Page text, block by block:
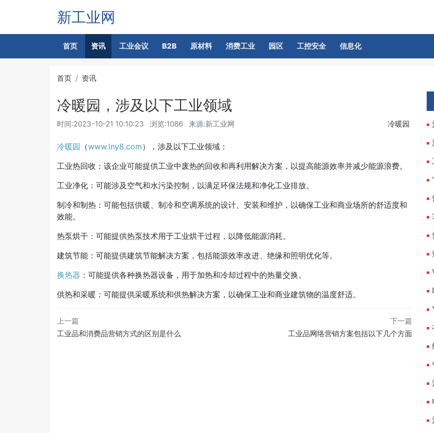
新工业网
首页 资讯 工业会议 B2B 原材料 消费工业 园区 工控安全 信息化
首页 资讯
冷暖园，涉及以下工业领域
时间:2023-10-21 10:10:23 浏览:1086 来源:新工业网 冷暖园
冷暖园 （www.lny8.com），涉及以下工业领域：
工业热回收：该企业可能提供工业中废热的回收和再利用解决方案，以提高能源效率并减少能源浪费。
工业净化：可能涉及空气和水污染控制，以满足环保法规和净化工业排放。
制冷和制热：可能包括供暖、制冷和空调系统的设计、安装和维护，以确保工业和商业场所的舒适度和
效能。
热泵烘干：可能提供热泵技术用于工业烘干过程，以降低能源消耗。
建筑节能：可能提供建筑节能解决方案，包括能源效率改进、绝缘和照明优化等。
换热器 ：可能提供各种换热器设备，用于加热和冷却过程中的热量交换。
供热和采暖：可能提供采暖系统和供热解决方案，以确保工业和商业建筑物的温度舒适。
上一篇
工业品和消费品营销方式的区别是什么
下一篇
工业品网络营销方案包括以下几个方面